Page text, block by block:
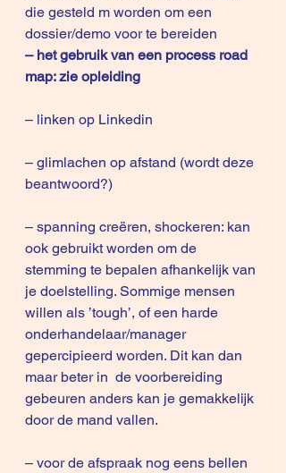
die gesteld m worden om een
dossier/demo voor te bereiden
– het gebruik van een process road
map: zie opleiding
– linken op Linkedin
– glimlachen op afstand (wordt deze
beantwoord?)
– spanning creëren, shockeren: kan
ook gebruikt worden om de
stemming te bepalen afhankelijk van
je doelstelling. Sommige mensen
willen als ’tough’, of een harde
onderhandelaar/manager
gepercipieerd worden. Dit kan dan
maar beter in  de voorbereiding
gebeuren anders kan je gemakkelijk
door de mand vallen.
– voor de afspraak nog eens bellen